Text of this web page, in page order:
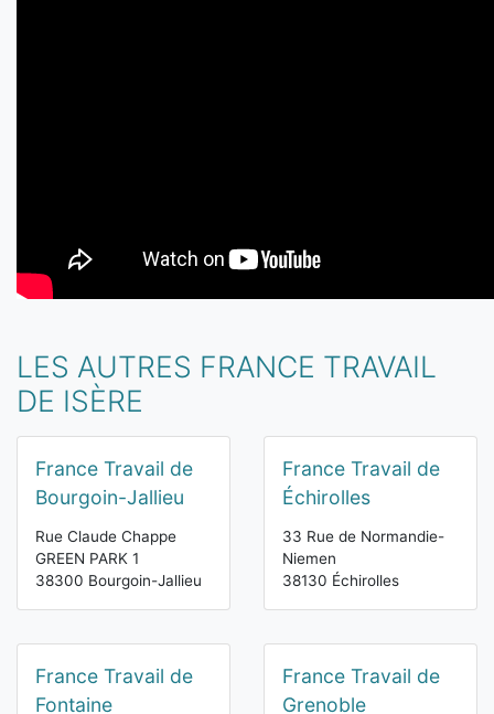
LES AUTRES FRANCE TRAVAIL
DE ISÈRE
France Travail de
Bourgoin-Jallieu
Rue Claude Chappe
GREEN PARK 1
38300 Bourgoin-Jallieu
France Travail de
Échirolles
33 Rue de Normandie-
Niemen
38130 Échirolles
France Travail de
Fontaine
France Travail de
Grenoble